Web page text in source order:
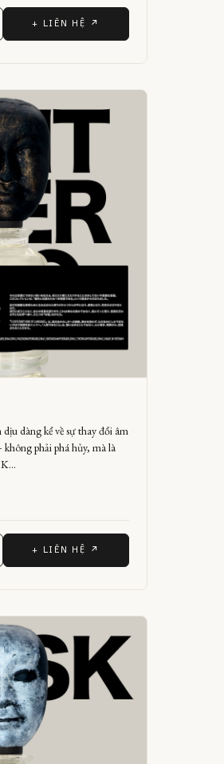
+ LIÊN HỆ ↗
dàng kể về sự thay đổi âm
phải phá hủy, mà là
K…
+ LIÊN HỆ ↗